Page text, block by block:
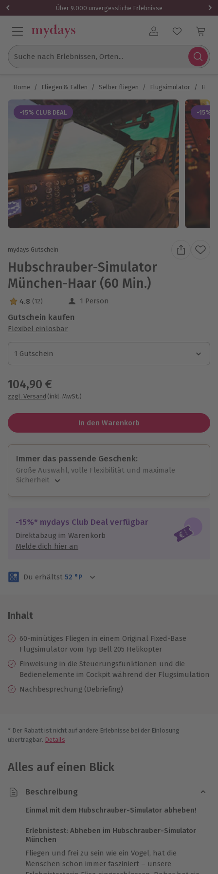
Über 9.000 unvergessliche Erlebnisse
Benutzerkonto
Suche nach Erlebnissen, Orten...
Home / Fliegen & Fallen / Selber fliegen / Flugsimulator /
-15% CLUB DEAL -15%
mydays Gutschein
Hubschrauber-Simulator
München-Haar (60 Min.)
4.8 Sterne von 5 aus 12 Bewertungen
4.8 (12) 1 Person
Gutschein kaufen
Flexibel einlösbar
1 Gutschein
1 Gutschein
1 Gutschein
104,90 €
zzgl. Versand (inkl. MwSt.)
In den Warenkorb
Immer das passende Geschenk:
Große Auswahl, volle Flexibilität und maximale
Sicherheit
Jeder Gutschein für alle Erlebnisse einlösbar.
Maximale Sicherheit
3 Jahre gültig & verlängerbar.
-15%* mydays Club Deal verfügbar
Direktabzug im Warenkorb
Melde dich hier an
Du erhältst 52 °P
Inhalt
60-minütiges Fliegen in einem Original Fixed-Base
Flugsimulator vom Typ Bell 205 Helikopter
Einweisung in die Steuerungsfunktionen und die
Bedienelemente im Cockpit während der Flugsimulation
Nachbesprechung (Debriefing)
* Der Rabatt ist nicht auf andere Erlebnisse bei der Einlösung
übertragbar. Details
Alles auf einen Blick
Beschreibung
Einmal mit dem Hubschrauber-Simulator abheben!
Erlebnistest: Abheben im Hubschrauber-Simulator
München
Fliegen und frei zu sein wie ein Vogel, hat die
Menschen schon immer fasziniert – unsere